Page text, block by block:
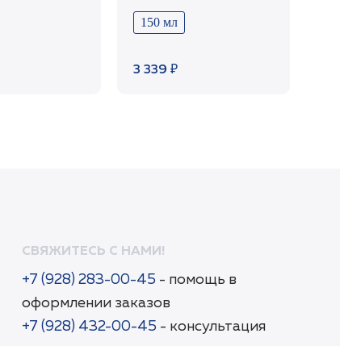
чувствител. кожи
лица 150 мл
150 мл
3 339 ₽
СВЯЖИТЕСЬ С НАМИ!
+7 (928) 283-00-45 - помощь в
оформлении заказов
+7 (928) 432-00-45 - консультация